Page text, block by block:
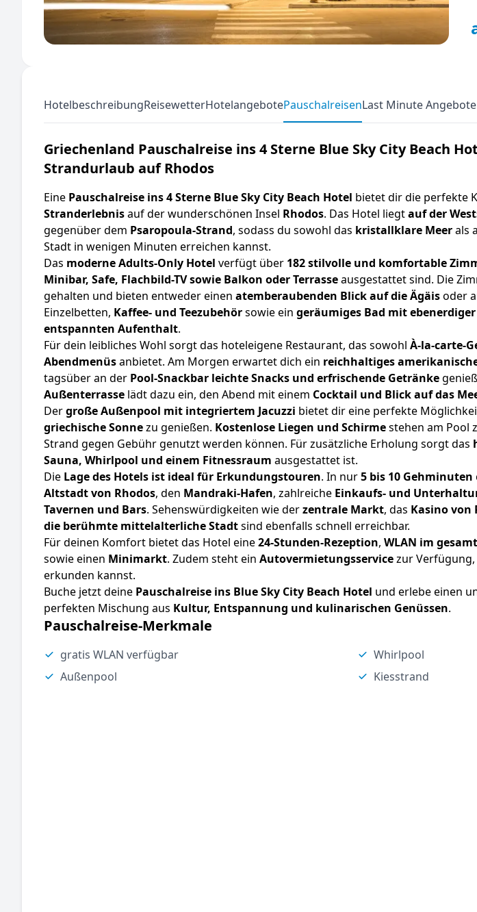
HotelbeschreibungReisewetterHotelangebotePauschalreisenLast Minute Angebote
Griechenland Pauschalreise ins 4 Sterne Blue Sky City Beach
Strandurlaub auf Rhodos
Eine Pauschalreise ins 4 Sterne Blue Sky City Beach Hotel bietet dir die perfekte
Stranderlebnisauf der wunderschönen Insel Rhodos. Das Hotel liegtauf der
gegenüber dem Psaropoula-Strand, sodass du sowohl das kristallklare Meerals
Stadt in wenigen Minuten erreichen kannst.
Das moderne Adults-Only Hotel verfügt über 182 stilvolle und komfortable
Minibar, Safe, Flachbild-TV sowie Balkon oder Terrasseausgestattet sind. Die
gehalten und bieten entweder einen atemberaubenden Blick auf die Ägäisoder
Einzelbetten, Kaffee- und Teezubehörsowie ein geräumiges Bad mit
entspannten Aufenthalt.
Für dein leibliches Wohl sorgt das hoteleigene Restaurant, das sowohl À-la-carte-
Abendmenüsanbietet. Am Morgen erwartet dich ein reichhaltiges
tagsüber an der Pool-Snackbar leichte Snacks und erfrischende Getränke
Außenterrasse lädt dazu ein, den Abend mit einem Cocktail und Blick auf das
Dergroße Außenpool mit integriertem Jacuzzi bietet dir eine perfekte
griechische Sonnezu genießen. Kostenlose Liegen und Schirmestehen am Pool
Strand gegen Gebühr genutzt werden können. Für zusätzliche Erholung sorgt das
Sauna, Whirlpool und einem Fitnessraum ausgestattet ist.
Die Lage des Hotels ist ideal für Erkundungstouren. In nur5 bis 10 Gehminuten
Altstadt von Rhodos, den Mandraki-Hafen, zahlreiche Einkaufs- und
Tavernen und Bars. Sehenswürdigkeiten wie derzentrale Markt, das Kasino von
die berühmte mittelalterliche Stadtsind ebenfalls schnell erreichbar.
Für deinen Komfort bietet das Hotel eine24-Stunden-Rezeption, WLAN im
sowie einen Minimarkt. Zudem steht ein Autovermietungsservicezur Verfügung,
erkunden kannst.
Buche jetzt deine Pauschalreise ins Blue Sky City Beach Hotel und erlebe einen
perfekten Mischung aus Kultur, Entspannung und kulinarischen Genüssen.
Pauschalreise-Merkmale
gratis WLAN verfügbar
Außenpool
Whirlpool
Kiesstrand